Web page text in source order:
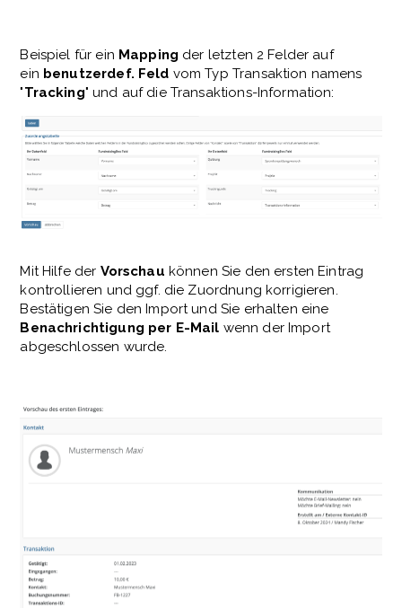
Beispiel für ein Mapping der letzten 2 Felder auf
ein benutzerdef. Feld vom Typ Transaktion namens
"Tracking" und auf die Transaktions-Information:
Mit Hilfe der Vorschau können Sie den ersten Eintrag
kontrollieren und ggf. die Zuordnung korrigieren.
Bestätigen Sie den Import und Sie erhalten eine
Benachrichtigung per E-Mail wenn der Import
abgeschlossen wurde.